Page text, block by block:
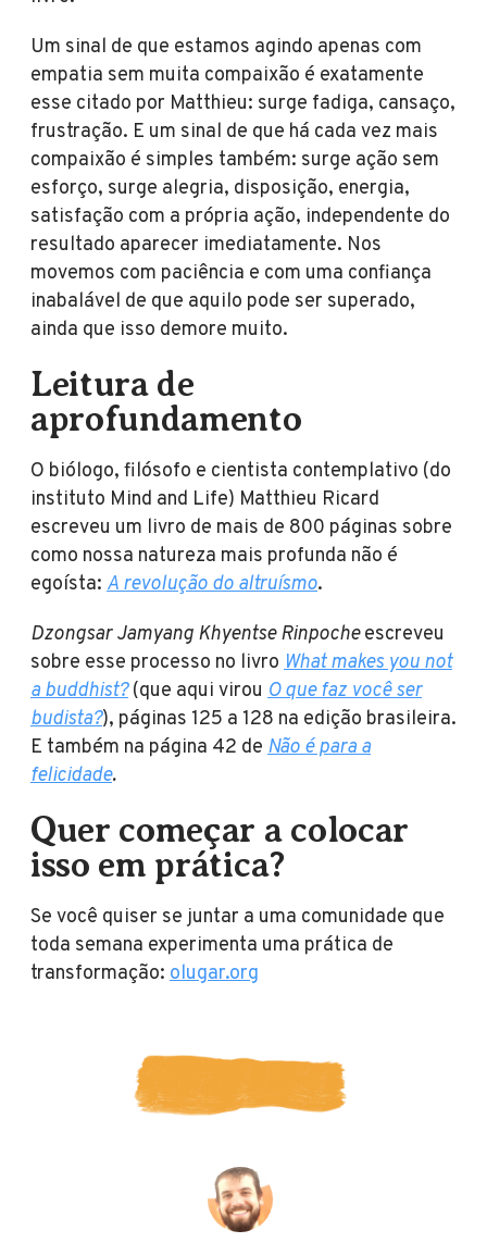
Um sinal de que estamos agindo apenas com
empatia sem muita compaixão é exatamente
esse citado por Matthieu: surge fadiga, cansaço,
frustração. E um sinal de que há cada vez mais
compaixão é simples também: surge ação sem
esforço, surge alegria, disposição, energia,
satisfação com a própria ação, independente do
resultado aparecer imediatamente. Nos
movemos com paciência e com uma confiança
inabalável de que aquilo pode ser superado,
ainda que isso demore muito.
Leitura de
aprofundamento
O biólogo, filósofo e cientista contemplativo (do
instituto Mind and Life) Matthieu Ricard
escreveu um livro de mais de 800 páginas sobre
como nossa natureza mais profunda não é
egoísta: A revolução do altruísmo.
Dzongsar Jamyang Khyentse Rinpocheescreveu
sobre esse processo no livro What makes you not
a buddhist?(que aqui virou O que faz você ser
budista?), páginas 125 a 128 na edição brasileira.
E também na página 42 de Não é para a
felicidade.
Quer começar a colocar
isso em prática?
Se você quiser se juntar a uma comunidade que
toda semana experimenta uma prática de
transformação: olugar.org